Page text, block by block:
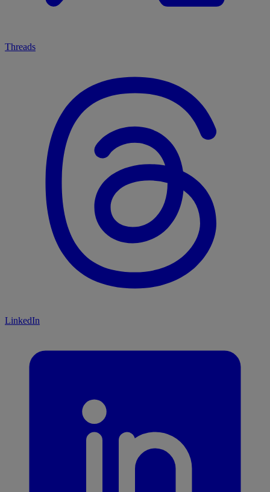
Threads
LinkedIn